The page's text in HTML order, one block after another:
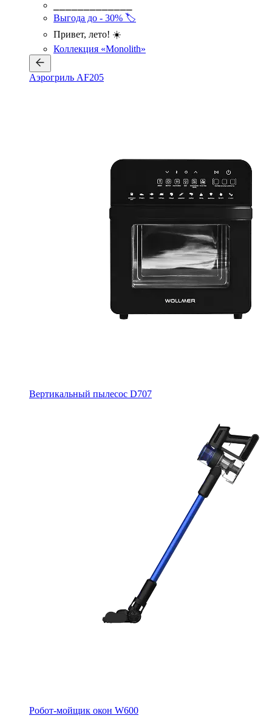
Выгода до - 30% 🏷️
Привет, лето! ☀️
Коллекция «Monolith»
Аэрогриль AF205
Вертикальный пылесос D707
Робот-мойщик окон W600